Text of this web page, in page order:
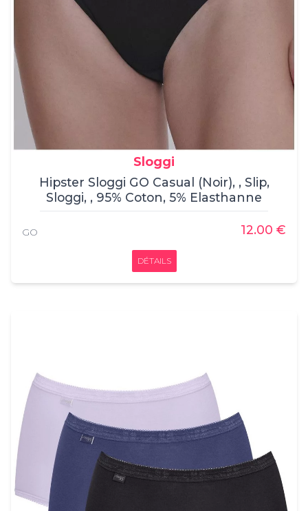
Sloggi
Hipster Sloggi GO Casual (Noir), , Slip,
Sloggi, , 95% Coton, 5% Elasthanne
GO 12.00 €
DÉTAILS